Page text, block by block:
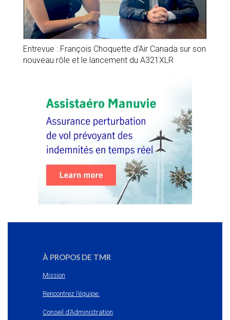
Entrevue : François Choquette d’Air Canada sur son
nouveau rôle et le lancement du A321XLR
À PROPOS DE TMR
Mission
Rencontrez l’équipe:
Conseil d’Administration